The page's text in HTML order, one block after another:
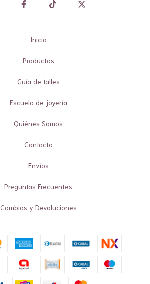
Inicio
Productos
Guía de talles
Escuela de joyería
Quiénes Somos
Contacto
Envíos
Preguntas Frecuentes
Cambios y Devoluciones